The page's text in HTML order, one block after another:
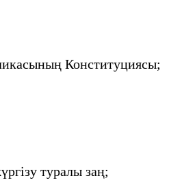
Конституциясы;
туралы заң;